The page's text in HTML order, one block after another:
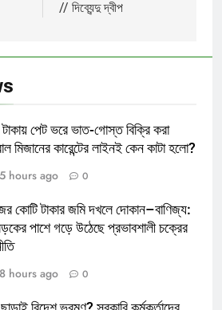
// দিব্যেন্দু দ্বীপ
পেট ভরে ভাত-গোস্ত বিক্রি করা
মিজানের কারেন্টের লাইনই কেন কাটা হলো?
hours ago
0
কোটি টাকার জমি দখলে দোকান–বাণিজ্য:
পাশে গড়ে উঠেছে প্রভাবশালী চক্রের
hours ago
0